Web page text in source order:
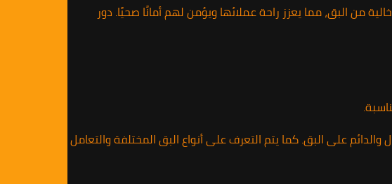
من البق، مما يعزز راحة عملائها ويؤمن لهم أمانًا صحيًا. دور
على البق. كما يتم التعرف على أنواع البق المختلفة والتعامل